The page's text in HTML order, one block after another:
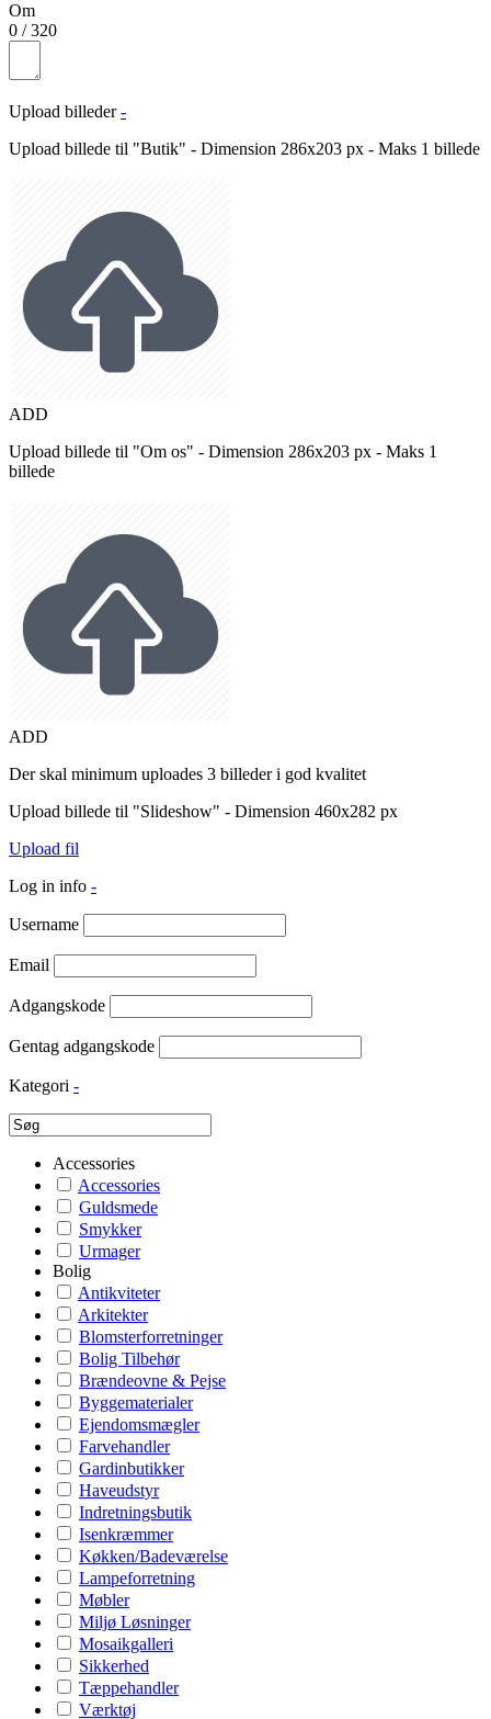
Om
0 /320
Upload billeder -
Upload billede til "Butik" - Dimension 286x203 px - Maks 1 billede
ADD
Upload billede til "Om os" - Dimension 286x203 px - Maks 1
billede
ADD
Der skal minimum uploades 3 billeder i god kvalitet
Upload billede til "Slideshow" - Dimension 460x282 px
Upload fil
Log in info -
Username
Email
Adgangskode
Gentag adgangskode
Kategori -
Accessories
Accessories
Guldsmede
Smykker
Urmager
Bolig
Antikviteter
Arkitekter
Blomsterforretninger
Bolig Tilbehør
Brændeovne & Pejse
Byggematerialer
Ejendomsmægler
Farvehandler
Gardinbutikker
Haveudstyr
Indretningsbutik
Isenkræmmer
Køkken/Badeværelse
Lampeforretning
Møbler
Miljø Løsninger
Mosaikgalleri
Sikkerhed
Tæppehandler
Værktøj